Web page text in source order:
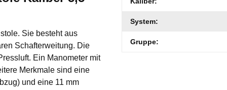
Sie besteht aus
Schafterweitung. Die
Ein Manometer mit
Merkmale sind eine
und eine 11 mm
System:
Gruppe: